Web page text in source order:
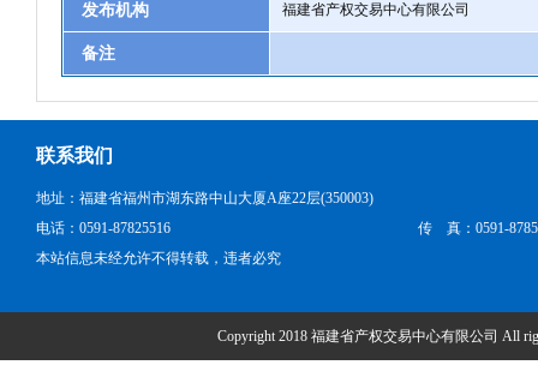
发布机构 福建省产权交易中心有限公司
备注
联系我们
地址：福建省福州市湖东路中山大厦A座22层(350003)
电话：0591-87825516
传 真：0591-
本站信息未经允许不得转载，违者必究
Copyright 2018 福建省产权交易中心有限公司 All